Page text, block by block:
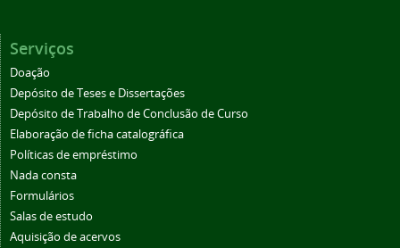
Serviços
Doação
Depósito de Teses e Dissertações
Depósito de Trabalho de Conclusão de Curso
Elaboração de ficha catalográfica
Políticas de empréstimo
Nada consta
Formulários
Salas de estudo
Aquisição de acervos